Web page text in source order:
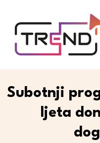
Subotnji
ljeta